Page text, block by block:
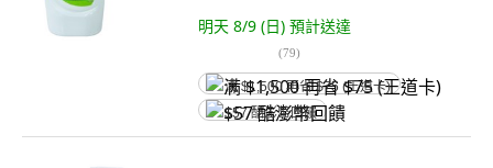
明天 8/9 (日) 預計送達
(79)
满 $1,500 再省 $75 (王道卡)
$57 酷澎幣回饋